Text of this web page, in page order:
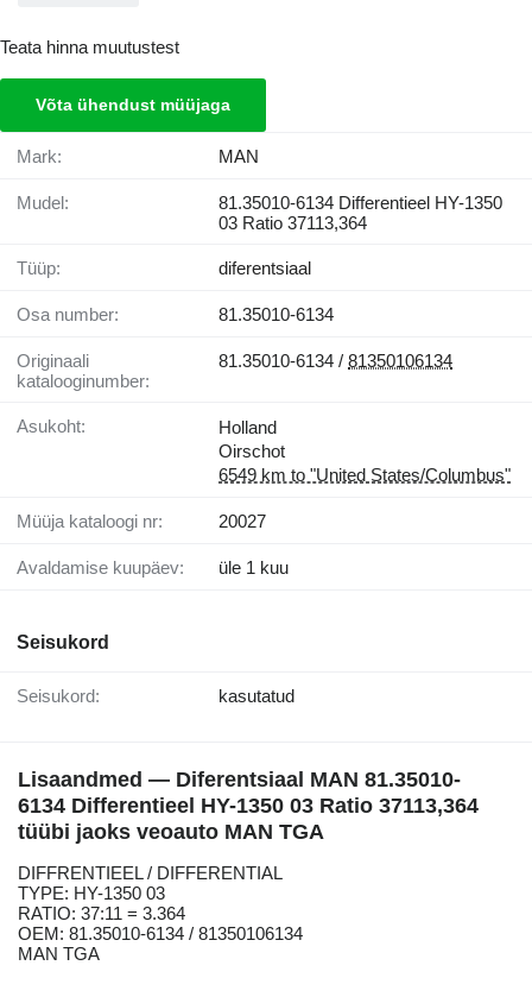
Teata hinna muutustest
Võta ühendust müüjaga
Mark: MAN
Mudel:
81.35010-6134 Differentieel HY-1350
03 Ratio 37113,364
Tüüp: diferentsiaal
Osa number: 81.35010-6134
Originaali
katalooginumber:
81.35010-6134 / 81350106134
Asukoht:
Holland
Oirschot
6549 km to "United States/Columbus"
Müüja kataloogi nr: 20027
Avaldamise kuupäev: üle 1 kuu
Seisukord
Seisukord: kasutatud
Lisaandmed — Diferentsiaal MAN 81.35010-
6134 Differentieel HY-1350 03 Ratio 37113,364
tüübi jaoks veoauto MAN TGA
DIFFRENTIEEL / DIFFERENTIAL
TYPE: HY-1350 03
RATIO: 37:11 = 3.364
OEM: 81.35010-6134 / 81350106134
MAN TGA